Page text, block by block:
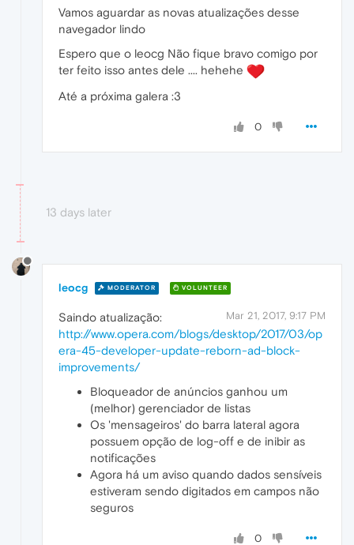
Vamos aguardar as novas atualizações desse
navegador lindo
Espero que o leocg Não fique bravo comigo por
ter feito isso antes dele .... hehehe
Até a próxima galera :3
0
13 days later
leocg MODERATOR VOLUNTEER
Mar 21, 2017, 9:17 PM
Saindo atualização:
http://www.opera.com/blogs/desktop/2017/03/op
era-45-developer-update-reborn-ad-block-
improvements/
Bloqueador de anúncios ganhou um
(melhor) gerenciador de listas
Os 'mensageiros' do barra lateral agora
possuem opção de log-off e de inibir as
notificações
Agora há um aviso quando dados sensíveis
estiveram sendo digitados em campos não
seguros
0